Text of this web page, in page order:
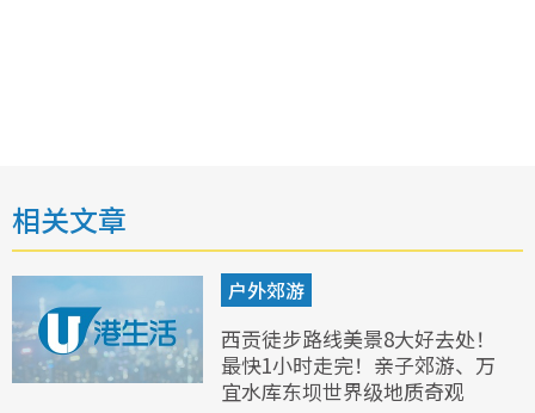
相关文章
户外郊游
西贡徒步路线美景8大好去处！
最快1小时走完！亲子郊游、万
宜水库东坝世界级地质奇观